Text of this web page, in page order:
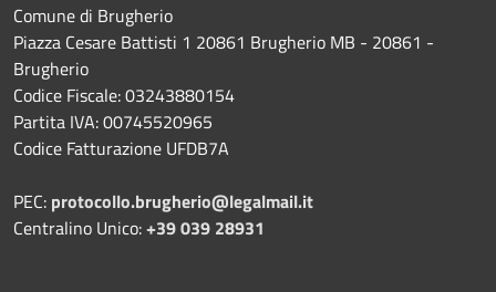
Comune di Brugherio
Piazza Cesare Battisti 1 20861 Brugherio MB - 20861 -
Brugherio
Codice Fiscale: 03243880154
Partita IVA: 00745520965
Codice Fatturazione UFDB7A
PEC: protocollo.brugherio@legalmail.it
Centralino Unico:+39 039 28931